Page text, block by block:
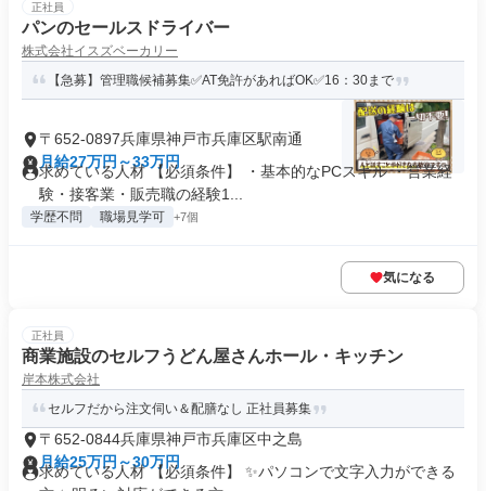
正社員
パンのセールスドライバー
株式会社イスズベーカリー
【急募】管理職候補募集✅AT免許があればOK✅16：30まで
〒652-0897兵庫県神戸市兵庫区駅南通
月給27万円～33万円
求めている人材 【必須条件】 ・基本的なPCスキル ・営業経
験・接客業・販売職の経験1...
学歴不問 職場見学可 +7個
気になる
正社員
商業施設のセルフうどん屋さんホール・キッチン
岸本株式会社
セルフだから注文伺い＆配膳なし 正社員募集
〒652-0844兵庫県神戸市兵庫区中之島
月給25万円～30万円
求めている人材 【必須条件】 ✨パソコンで文字入力ができる